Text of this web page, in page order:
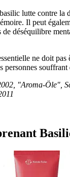
lutte contre la
Il peut
de déséquilibre
ne doit pas
personnes souffrant
"Aroma-Öle",